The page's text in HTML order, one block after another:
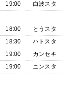
19:00
白波スタ
18:00
とうスタ
18:30
ハトスタ
19:00
カンセキ
19:00 ニンスタ